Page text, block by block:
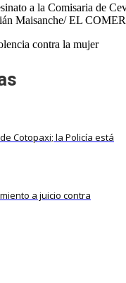
a la Comisaria de
Maisanche/ EL
contra la mujer
Cotopaxi; la Policía está
a juicio contra